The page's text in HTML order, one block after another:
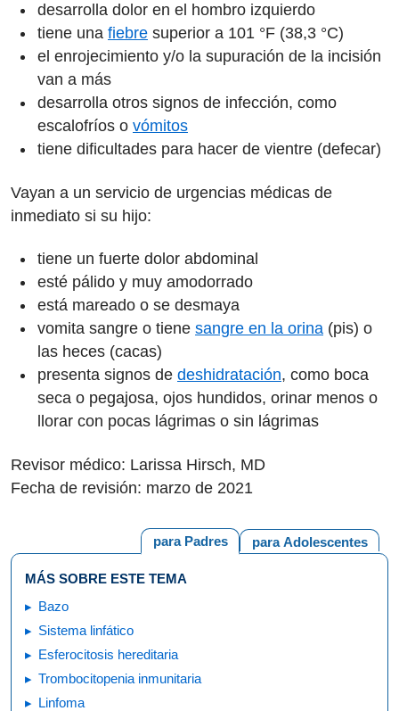
desarrolla dolor en el hombro izquierdo
tiene una fiebre superior a 101 °F (38,3 °C)
el enrojecimiento y/o la supuración de la incisión
van a más
desarrolla otros signos de infección, como
escalofríos o vómitos
tiene dificultades para hacer de vientre (defecar)
Vayan a un servicio de urgencias médicas de
inmediato si su hijo:
tiene un fuerte dolor abdominal
esté pálido y muy amodorrado
está mareado o se desmaya
vomita sangre o tiene sangre en la orina (pis) o
las heces (cacas)
presenta signos de deshidratación, como boca
seca o pegajosa, ojos hundidos, orinar menos o
llorar con pocas lágrimas o sin lágrimas
Revisor médico: Larissa Hirsch, MD
Fecha de revisión: marzo de 2021
para Adolescentes
para Padres
MÁS SOBRE ESTE TEMA
Bazo
Sistema linfático
Esferocitosis hereditaria
Trombocitopenia inmunitaria
Linfoma